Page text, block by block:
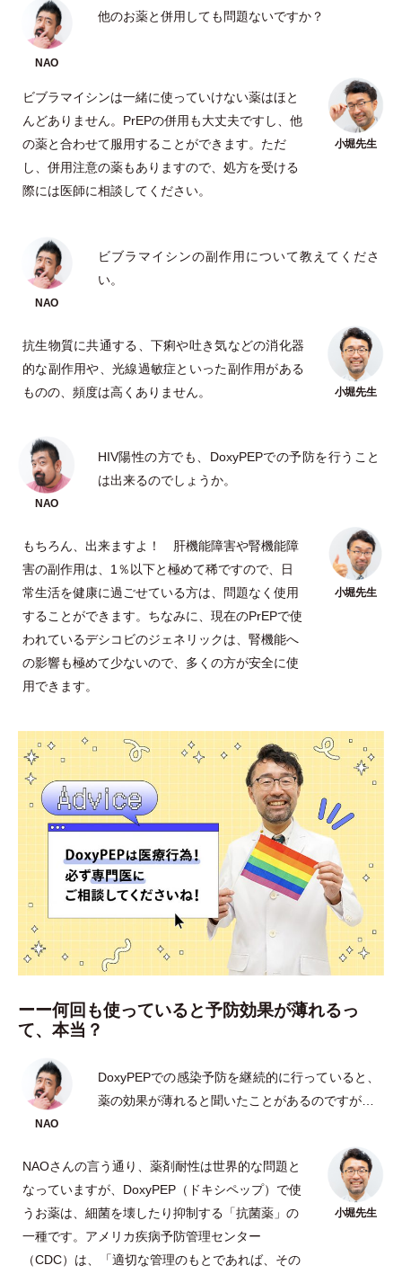
他のお薬と併用しても問題ないですか？
ビブラマイシンは一緒に使っていけない薬はほと
んどありません。PrEPの併用も大丈夫ですし、他
の薬と合わせて服用することができます。ただ
し、併用注意の薬もありますので、処方を受ける
際には医師に相談してください。
ビブラマイシンの副作用について教えてくださ
い。
抗生物質に共通する、下痢や吐き気などの消化器
的な副作用や、光線過敏症といった副作用がある
ものの、頻度は高くありません。
HIV陽性の方でも、DoxyPEPでの予防を行うこと
は出来るのでしょうか。
もちろん、出来ますよ！ 肝機能障害や腎機能障
害の副作用は、1％以下と極めて稀ですので、日
常生活を健康に過ごせている方は、問題なく使用
することができます。ちなみに、現在のPrEPで使
われているデシコビのジェネリックは、腎機能へ
の影響も極めて少ないので、多くの方が安全に使
用できます。
ーー何回も使っていると予防効果が薄れるっ
て、本当？
DoxyPEPでの感染予防を継続的に行っていると、
薬の効果が薄れると聞いたことがあるのですが…
NAOさんの言う通り、薬剤耐性は世界的な問題と
なっていますが、DoxyPEP （ ドキシペップ） で使
うお薬は、細菌を壊したり抑制する 「抗菌薬 」 の
一種です。アメリカ疾病予防管理センター
（CDC） は、 「適切な管理のもとであれば、その